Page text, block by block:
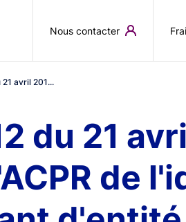
Nous contacter
avril 201...
du 21
de